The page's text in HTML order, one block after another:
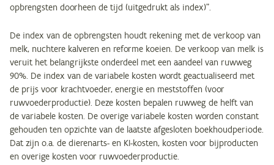
opbrengsten doorheen de tijd (uitgedrukt als index)".
De index van de opbrengsten houdt rekening met de verkoop van
melk, nuchtere kalveren en reforme koeien. De verkoop van melk is
veruit het belangrijkste onderdeel met een aandeel van ruwweg
90%. De index van de variabele kosten wordt geactualiseerd met
de prijs voor krachtvoeder, energie en meststoffen (voor
ruwvoederproductie). Deze kosten bepalen ruwweg de helft van
de variabele kosten. De overige variabele kosten worden constant
gehouden ten opzichte van de laatste afgesloten boekhoudperiode.
Dat zijn o.a. de dierenarts- en KI-kosten, kosten voor bijproducten
en overige kosten voor ruwvoederproductie.